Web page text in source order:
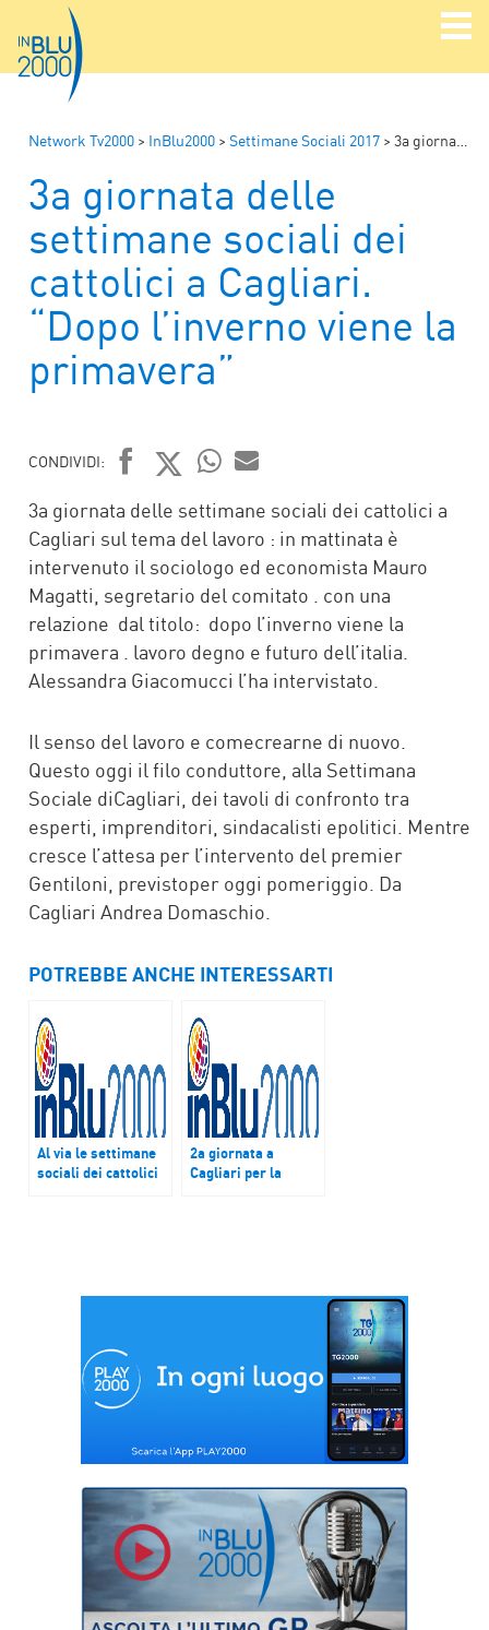
Network Tv2000 > InBlu2000 > Settimane Sociali 2017 > 3a giornata delle settimane sociali dei cattolici a Cagliari. “Dopo l’inverno viene la primavera”
3a giornata delle
settimane sociali dei
cattolici a Cagliari.
“Dopo l’inverno viene la
primavera”
CONDIVIDI:
FACEBOOK
TWITTER
WHATSAPP
MAIL
3a giornata delle settimane sociali dei cattolici a
Cagliari sul tema del lavoro : in mattinata è
intervenuto il sociologo ed economista Mauro
Magatti, segretario del comitato . con una
relazione dal titolo: dopo l’inverno viene la
primavera . lavoro degno e futuro dell’italia.
Alessandra Giacomucci l’ha intervistato.
Il senso del lavoro e comecrearne di nuovo.
Questo oggi il filo conduttore, alla Settimana
Sociale diCagliari, dei tavoli di confronto tra
esperti, imprenditori, sindacalisti epolitici. Mentre
cresce l’attesa per l’intervento del premier
Gentiloni, previstoper oggi pomeriggio. Da
Cagliari Andrea Domaschio.
POTREBBE ANCHE INTERESSARTI
Al via le settimane
sociali dei cattolici
2a giornata a
Cagliari per la